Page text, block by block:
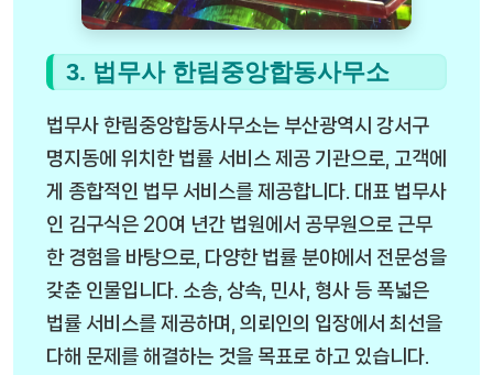
3. 법무사 한림중앙합동사무소
법무사 한림중앙합동사무소는 부산광역시 강서구
명지동에 위치한 법률 서비스 제공 기관으로, 고객에
게 종합적인 법무 서비스를 제공합니다. 대표 법무사
인 김구식은 20여 년간 법원에서 공무원으로 근무
한 경험을 바탕으로, 다양한 법률 분야에서 전문성을
갖춘 인물입니다. 소송, 상속, 민사, 형사 등 폭넓은
법률 서비스를 제공하며, 의뢰인의 입장에서 최선을
다해 문제를 해결하는 것을 목표로 하고 있습니다.